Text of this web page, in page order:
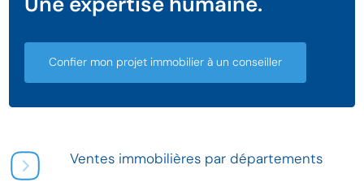
Confier mon projet immobilier à un conseiller
Ventes immobilières par départements